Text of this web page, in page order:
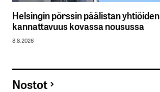
Helsingin pörssin päälistan yhtiöiden
kannattavuus kovassa nousussa
8.8.2026
Nostot